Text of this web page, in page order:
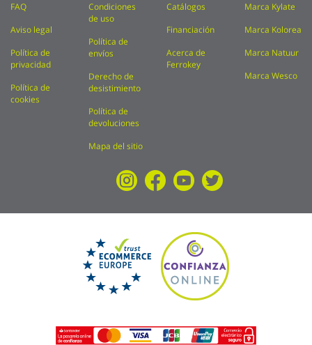
FAQ
Aviso legal
Política de
privacidad
Política de
cookies
Condiciones
de uso
Política de
envíos
Derecho de
desistimiento
Política de
devoluciones
Mapa del sitio
Catálogos
Financiación
Acerca de
Ferrokey
Marca Kylate
Marca Kolorea
Marca Natuur
Marca Wesco